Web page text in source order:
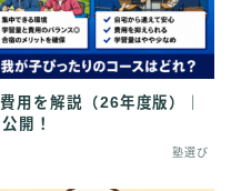
用を解説（26年度版）｜
開！
塾選び